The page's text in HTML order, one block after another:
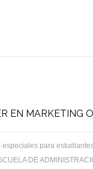
EN MARKETING
para
DE